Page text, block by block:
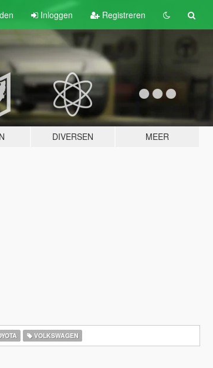
Inloggen Registreren
DIVERSEN MEER
VOLKSWAGEN